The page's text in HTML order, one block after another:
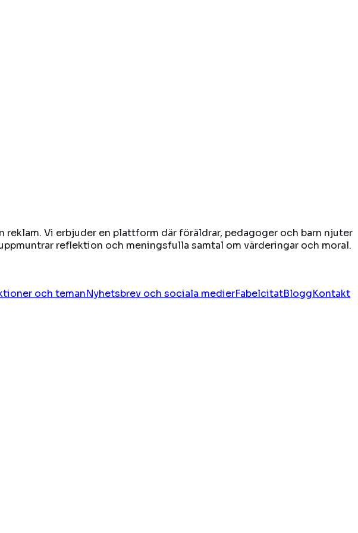
Vi erbjuder en plattform där föräldrar, pedagoger och barn njuter
reflektion och meningsfulla samtal om värderingar och moral.
och temanNyhetsbrev och sociala medierFabelcitatBloggKontakt